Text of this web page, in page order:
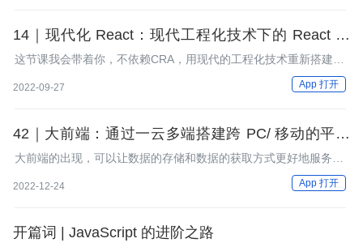
14｜现代化 React：现代工程化技术下的 React 项
目
这节课我会带着你，不依赖CRA，用现代的工程化技术重新搭建一
个React项目，然后把oh-my-kanban的代码迁移过来，让它真正成
为你自己的项目。
2022-09-27 App 打开
42｜大前端：通过一云多端搭建跨 PC/ 移动的平台
应用
大前端的出现，可以让数据的存储和数据的获取方式更好地服务于
2022-12-24 App 打开
开篇词 | JavaScript 的进阶之路